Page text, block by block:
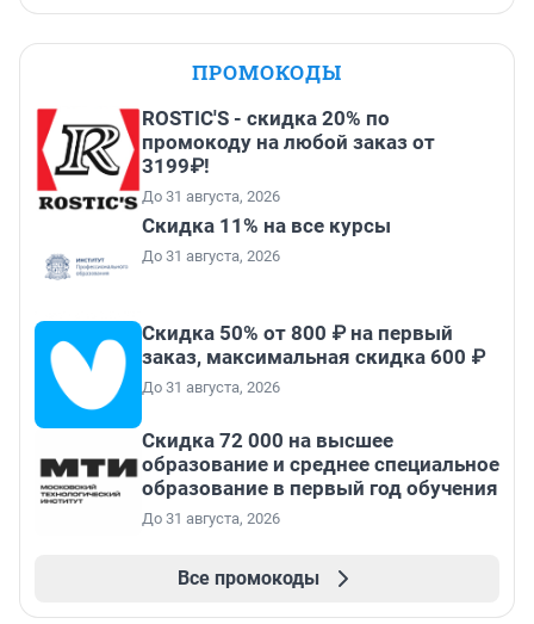
ПРОМОКОДЫ
ROSTIC'S - скидка 20% по
промокоду на любой заказ от
3199₽!
До 31 августа, 2026
Скидка 11% на все курсы
До 31 августа, 2026
Скидка 50% от 800 ₽ на первый
заказ, максимальная скидка 600 ₽
До 31 августа, 2026
Скидка 72 000 на высшее
образование и среднее специальное
образование в первый год обучения
До 31 августа, 2026
Все промокоды